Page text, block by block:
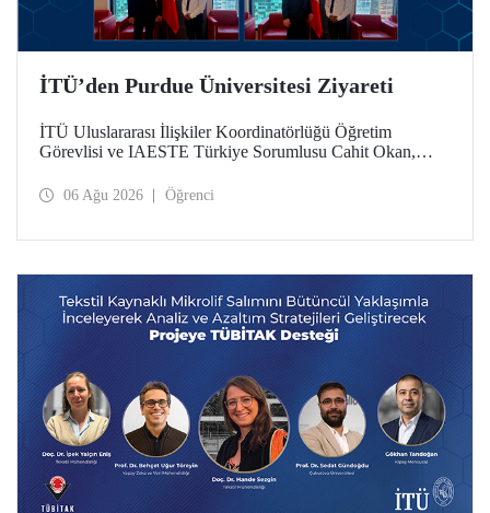
İTÜ’den Purdue Üniversitesi Ziyareti
İTÜ Uluslararası İlişkiler Koordinatörlüğü Öğretim
Görevlisi ve IAESTE Türkiye Sorumlusu Cahit Okan,
Temmuz tarihlerinde ABD’de dünyanın önde gelen
06 Ağu 2026 Öğrenci